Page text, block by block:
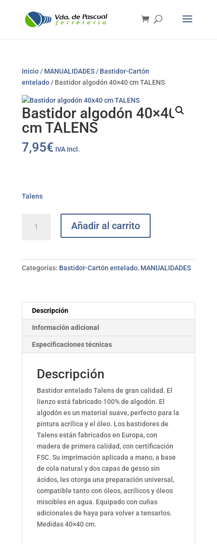
Inicio/ MANUALIDADES/ Bastidor-Cartón
entelado/ Bastidor algodón 40×40 cm TALENS
Bastidor algodón 40×40
cm TALENS
7,95€ IVA Incl.
Talens
algodón
cantidad
Añadir al carrito
Categorías: Bastidor-Cartón entelado, MANUALIDADES
Descripción
Información adicional
Especificaciones técnicas
Descripción
Bastidor entelado Talens de gran calidad. El
lienzo está fabricado 100% de algodón. El
algodón es un material suave, perfecto para la
pintura acrílica y el óleo. Los bastidores de
Talens están fabricados en Europa, con
madera de primera calidad, con certificación
FSC. Su imprimación aplicada a mano, a base
de cola natural y dos capas de gesso sin
ácidos, les otorga una preparación universal,
compatible tanto con óleos, acrílicos y óleos
miscibles en agua. Equipado con cuñas
adicionales de haya para volver a tensarlos.
Medidas 40×40 cm.